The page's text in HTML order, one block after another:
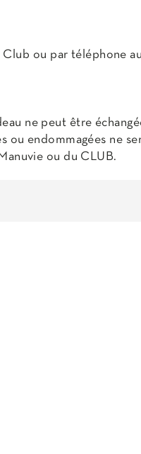
ou par téléphone
ne peut être
ou endommagées ne
ou du CLUB.